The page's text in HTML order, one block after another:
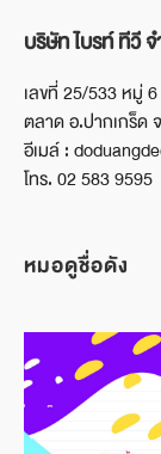
บริษัท ไบรท์ ทีวี
เลขที่ 25/533 หมู่
ตลาด อ.ปากเกร็ด
อีเมล์ :
โทร. 02 583 9595
หมอดูชื่อดัง